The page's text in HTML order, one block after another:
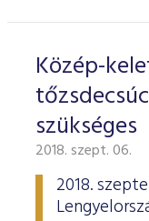
Közép-
szükséges
2018. szept. 06.
2018.